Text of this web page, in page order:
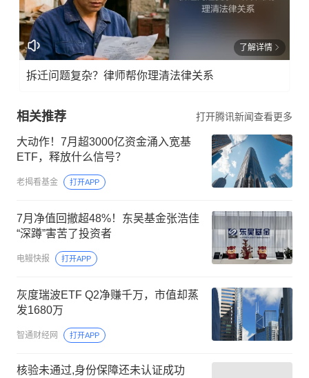
了解详情
拆迁问题复杂？律师帮你理清法律关系
相关推荐 打开腾讯新闻查看更多
大动作！7月超3000亿资金涌入宽基
ETF，释放什么信号？
老揭看基金 打开APP
7月净值回撤超48%！东吴基金张浩佳
“深蹲”害苦了投资者
电鳗快报 打开APP
灰度瑞波ETF Q2净赚千万，市值却蒸
发1680万
智通财经网 打开APP
核验未通过,身份保障还未认证成功